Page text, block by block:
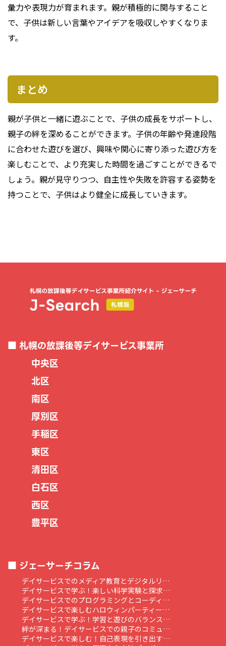
彙力や表現力が育まれます。親が積極的に関与すること
で、子供は新しい言葉やアイデアを吸収しやすくなりま
す。
まとめ
親が子供と一緒に遊ぶことで、子供の成長をサポートし、
親子の絆を深めることができます。子供の年齢や発達段階
に合わせた遊びを選び、興味や関心に寄り添った遊び方を
楽しむことで、より充実した時間を過ごすことができるで
しょう。親が見守りつつ、自主性や失敗を許容する姿勢を
持つことで、子供はより健全に成長していきます。
札幌の放課後等デイサービス事業所
中央区
北区
南区
厚別区
手稲区
東区
清田区
白石区
西区
豊平区
ジェーサーチコラム
デイサービスでのメディア教育とデジタルリ…
デイサービスで学ぶ！楽しい科学実験と探求…
デイサービスでのプログラミングとコーディ…
デイサービスで楽しむハロウィンパーティー…
デイサービスで学ぶ！学習と遊びのバランス…
絆が深まる！デイサービスでの親子のコミュ…
デイサービスで楽しむ！自己表現を引き出す…